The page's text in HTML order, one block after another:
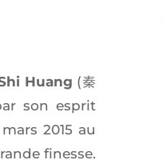
Huang (秦
son esprit
2015 au
finesse.